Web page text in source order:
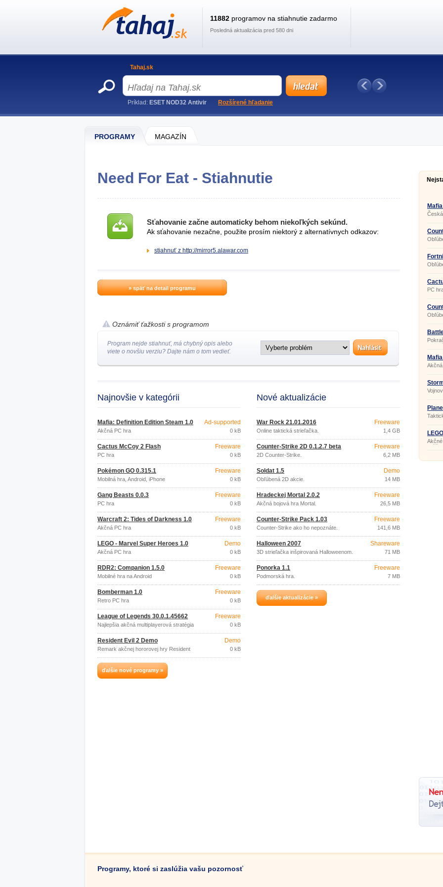
PROGRAMY MAGAZÍN
Need For Eat - Stiahnutie
Sťahovanie začne automaticky behom niekoľkých sekúnd.
Ak sťahovanie nezačne, použite prosím niektorý z alternatívnych odkazov:
stiahnuť z http://mirror5.alawar.com
» späť na detail programu
Oznámiť ťažkosti s programom
Program nejde stiahnuť, má chybný opis alebo
viete o novšiu verziu? Dajte nám o tom vedieť.
Najnovšie v kategórii
Mafia: Definition Edition Steam 1.0
Akčná PC hra
Ad-supported
0 kB
Cactus McCoy 2 Flash
PC hra
Freeware
0 kB
Pokémon GO 0.315.1
Mobilná hra, Android, iPhone
Freeware
0 kB
Gang Beasts 0.0.3
PC hra
Freeware
0 kB
Warcraft 2: Tides of Darkness 1.0
Akčná PC hra
Freeware
0 kB
LEGO - Marvel Super Heroes 1.0
Akčná PC hra
Demo
0 kB
RDR2: Companion 1.5.0
Mobilné hra na Android
Freeware
0 kB
Bomberman 1.0
Retro PC hra
Freeware
0 kB
League of Legends 30.0.1.45662
Najlepšia akčná multiplayerová stratégia
Freeware
0 kB
Resident Evil 2 Demo
Remark akčnej hororovej hry Resident
Demo
0 kB
ďalšie nové programy »
Nové aktualizácie
War Rock 21.01.2016
Online taktická strieľačka.
Freeware
1,4 GB
Counter-Strike 2D 0.1.2.7 beta
2D Counter-Strike.
Freeware
6,2 MB
Soldat 1.5
Obľúbená 2D akcie.
Demo
14 MB
Hradeckej Mortal 2.0.2
Akčná bojová hra Mortal.
Freeware
26,5 MB
Counter-Strike Pack 1.03
Counter-Strike ako ho nepoznáte.
Freeware
141,6 MB
Halloween 2007
3D strieľačka inšpirovaná Halloweenom.
Shareware
71 MB
Ponorka 1.1
Podmorská hra.
Freeware
7 MB
ďalšie aktualizácie »
PC
1.0
Programy, ktoré si zaslúžia vašu pozornosť
11882 programov na stiahnutie zadarmo
Posledná aktualizácia pred 580 dni
Tahaj.sk
Príklad: ESET NOD32 Antivir Rozšírené hľadanie